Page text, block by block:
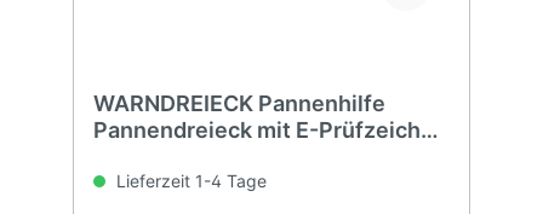
WARNDREIECK Pannenhilfe
Pannendreieck mit E-Prüfzeichen
Lieferzeit 1-4 Tage